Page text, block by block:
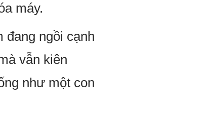
máy.
đang ngồi cạnh
vẫn kiên
như một con